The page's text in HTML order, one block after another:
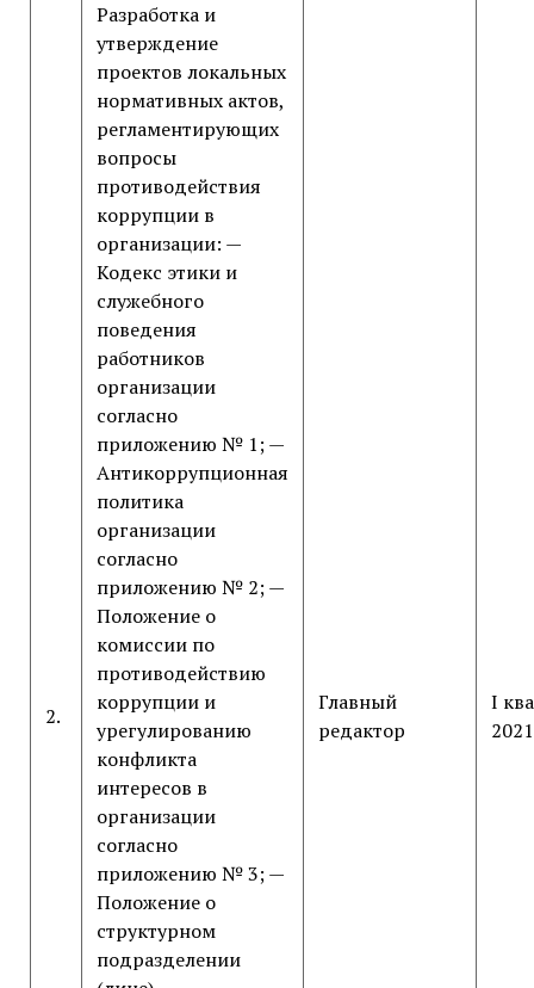
2.
Разработка и
утверждение
проектов локальных
нормативных актов,
регламентирующих
вопросы
противодействия
коррупции в
организации: —
Кодекс этики и
служебного
поведения
работников
организации
согласно
приложению № 1; —
Антикоррупционная
политика
организации
согласно
приложению № 2; —
Положение о
комиссии по
противодействию
коррупции и
урегулированию
конфликта
интересов в
организации
согласно
приложению № 3; —
Положение о
структурном
подразделении
Главный
редактор
I